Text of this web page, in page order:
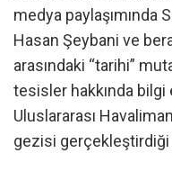
medya paylaşımında
Hasan Şeybani ve
arasındaki “tarihi”
tesisler hakkında
Uluslararası
gezisi gerçekleştirdiği